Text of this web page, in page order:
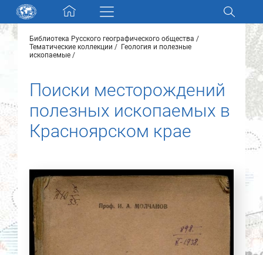
Skip navigation
Разделы и коллекции
Новости
О нас
Контакты
Партнеры
Библиотека Русского географического общества
Тематические коллекции
Геология и полезные
ископаемые
Поиски месторождений
полезных ископаемых в
Красноярском крае